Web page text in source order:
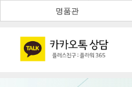
명품관